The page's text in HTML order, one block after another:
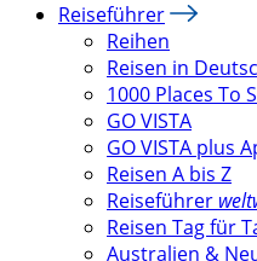
Reiseführer
Reihen
Reisen in
1000 Places To
GO VISTA
GO VISTA plus
Reisen A bis Z
Reiseführer
Reisen Tag für
Australien &